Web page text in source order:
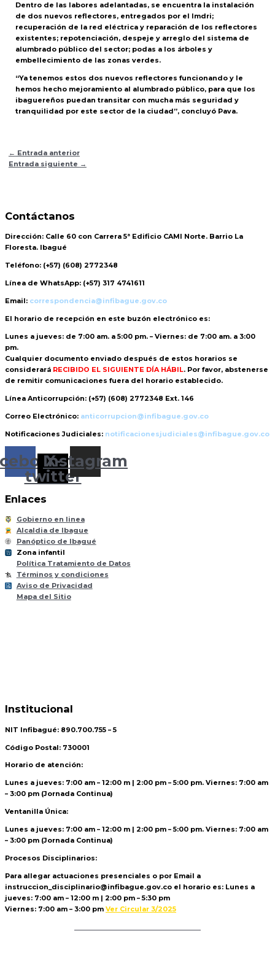
Dentro de las labores adelantadas, se encuentra la instalación
de dos nuevos reflectores, entregados por el Imdri;
recuperación de la red eléctrica y reparación de los reflectores
existentes; repotenciación, despeje y arreglo del sistema de
alumbrado público del sector; podas a los árboles y
embellecimiento de las zonas verdes.
“Ya tenemos estos dos nuevos reflectores funcionando y le
hemos hecho mejoramiento al alumbrado público, para que los
ibaguereños puedan transitar con mucha más seguridad y
tranquilidad por este sector de la ciudad”, concluyó Pava.
← Entrada anterior
Entrada siguiente →
Contáctanos
Dirección: Calle 60 con Carrera 5ª Edificio CAMI Norte. Barrio La
Floresta. Ibagué
Teléfono: (+57) (608) 2772348
Línea de WhatsApp: (+57) 317 4741611
Email: correspondencia@infibague.gov.co
El horario de recepción en este buzón electrónico es:
Lunes a jueves: de 7:00 am. a 5:00 pm. – Viernes: de 7:00 am. a 3:00
pm.
Cualquier documento enviado después de estos horarios se
considerará RECIBIDO EL SIGUIENTE DÍA HÁBIL. Por favor, abstenerse
de remitir comunicaciones fuera del horario establecido.
Línea Anticorrupción: (+57) (608) 2772348 Ext. 146
Correo Electrónico: anticorrupcion@infibague.gov.co
Notificaciones Judiciales: notificacionesjudiciales@infibague.gov.co
X-
twitter
Instagram
Enlaces
Gobierno en linea
Alcaldia de Ibague
Panóptico de Ibagué
til
Zona infantil
Política Tratamiento de Datos
Términos y condiciones
Aviso de Privacidad
Mapa del Sitio
Institucional
NIT Infibagué: 890.700.755 – 5
Código Postal: 730001
Horario de atención:
Lunes a jueves: 7:00 am – 12:00 m | 2:00 pm – 5:00 pm. Viernes: 7:00 am
– 3:00 pm (Jornada Continua)
Ventanilla Única:
Lunes a jueves: 7:00 am – 12:00 m | 2:00 pm – 5:00 pm. Viernes: 7:00 am
– 3:00 pm (Jornada Continua)
Procesos Disciplinarios:
Para allegar actuaciones presenciales o por Email a
instruccion_disciplinario@infibague.gov.co el horario es: Lunes a
jueves: 7:00 am – 12:00 m | 2:00 pm – 5:30 pm
Viernes: 7:00 am – 3:00 pm Ver Circular 3/2025